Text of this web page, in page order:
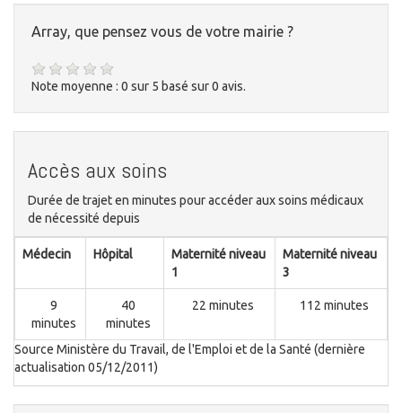
Array, que pensez vous de votre mairie ?
Note moyenne : 0 sur 5 basé sur0 avis.
Accès aux soins
Durée de trajet en minutes pour accéder aux soins médicaux
de nécessité depuis
Médecin Hôpital
Maternité niveau
1
Maternité niveau
3
9
minutes
40
minutes
22 minutes 112 minutes
Source Ministère du Travail, de l'Emploi et de la Santé (dernière
actualisation 05/12/2011)